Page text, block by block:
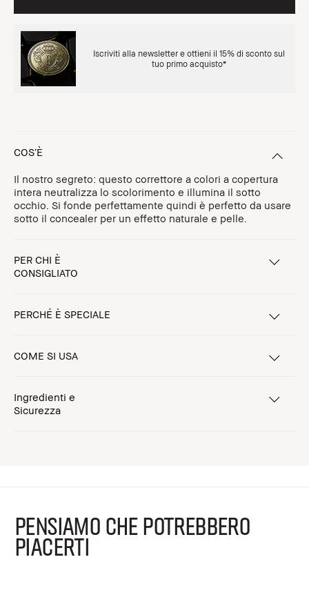
Iscriviti alla newsletter e ottieni il 15% di sconto sul
tuo primo acquisto*
COS’È
Il nostro segreto: questo correttore a colori a copertura
intera neutralizza lo scolorimento e illumina il sotto
occhio. Si fonde perfettamente quindi è perfetto da usare
sotto il concealer per un effetto naturale e pelle.
PER CHI È
CONSIGLIATO
PERCHÉ È SPECIALE
COME SI USA
Ingredienti e
Sicurezza
PENSIAMO CHE POTREBBERO
PIACERTI